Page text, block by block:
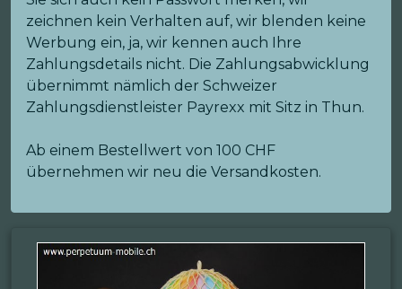
zeichnen kein Verhalten auf, wir blenden keine
Werbung ein, ja, wir kennen auch Ihre
Zahlungsdetails nicht. Die Zahlungsabwicklung
übernimmt nämlich der Schweizer
Zahlungsdienstleister Payrexx mit Sitz in Thun.
Ab einem Bestellwert von 100 CHF
übernehmen wir neu die Versandkosten.